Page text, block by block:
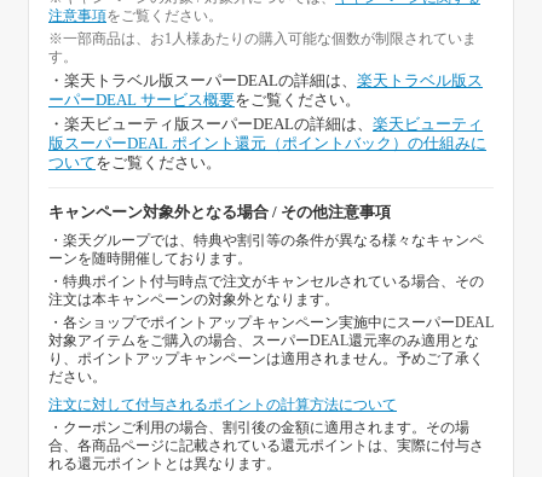
注意事項をご覧ください。
※一部商品は、お1人様あたりの購入可能な個数が制限されていま
す。
・楽天トラベル版スーパーDEALの詳細は、 楽天トラベル版ス
ーパーDEAL サービス概要をご覧ください。
・楽天ビューティ版スーパーDEALの詳細は、 楽天ビューティ
版スーパーDEAL ポイント還元（ポイントバック）の仕組みに
ついてをご覧ください。
キャンペーン対象外となる場合 / その他注意事項
・楽天グループでは、特典や割引等の条件が異なる様々なキャンペ
ーンを随時開催しております。
・特典ポイント付与時点で注文がキャンセルされている場合、その
注文は本キャンペーンの対象外となります。
・各ショップでポイントアップキャンペーン実施中にスーパーDEAL
対象アイテムをご購入の場合、スーパーDEAL還元率のみ適用とな
り、ポイントアップキャンペーンは適用されません。予めご了承く
ださい。
注文に対して付与されるポイントの計算方法について
・クーポンご利用の場合、割引後の金額に適用されます。その場
合、各商品ページに記載されている還元ポイントは、実際に付与さ
れる還元ポイントとは異なります。